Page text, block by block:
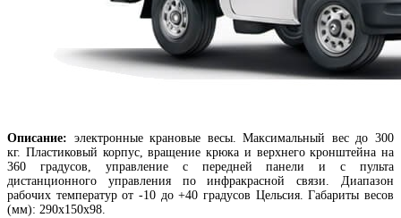
Описание: электронные крановые весы. Максимальный вес до 300
кг. Пластиковый корпус, вращение крюка и верхнего кронштейна на
360 градусов, управление с передней панели и с пульта
дистанционного управления по инфракрасной связи. Диапазон
рабочих температур от -10 до +40 градусов Цельсия. Габариты весов
(мм): 290х150х98.